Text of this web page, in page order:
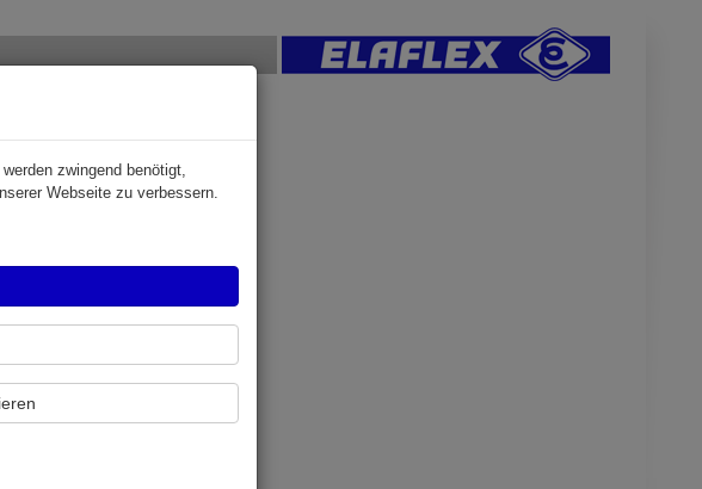
zwingend benötigt,
Webseite zu verbessern.